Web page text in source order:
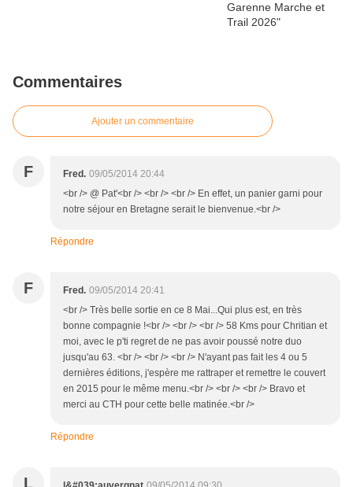
Commentaires
Ajouter un commentaire
F Fred. 09/05/2014 20:44
<br /> @ Pat'<br /> <br /> <br /> En effet, un panier garni pour
notre séjour en Bretagne serait le bienvenue.<br />
Répondre
F Fred. 09/05/2014 20:41
<br /> Très belle sortie en ce 8 Mai...Qui plus est, en très
bonne compagnie !<br /> <br /> <br /> 58 Kms pour Chritian et
moi, avec le p'ti regret de ne pas avoir poussé notre duo
jusqu'au 63. <br /> <br /> <br /> N'ayant pas fait les 4 ou 5
dernières éditions, j'espère me rattraper et remettre le couvert
en 2015 pour le même menu.<br /> <br /> <br /> Bravo et
merci au CTH pour cette belle matinée.<br />
Répondre
L